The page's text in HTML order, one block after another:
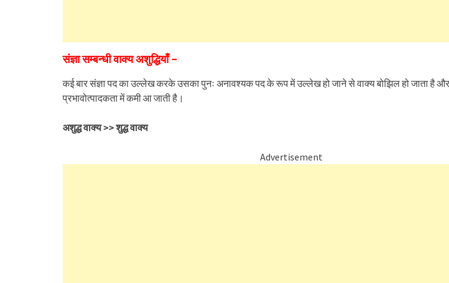
संज्ञा सम्बन्धी वाक्य अशुद्धियाँ –
कई बार संज्ञा पद का उल्लेख करके उसका पुनः अनावश्यक पद के रूप में उल्लेख हो जाने से वाक्य बोझिल हो जाता है
प्रभावोत्पादकता में कमी आ जाती है।
अशुद्ध वाक्य>>शुद्ध वाक्य
Advertisement